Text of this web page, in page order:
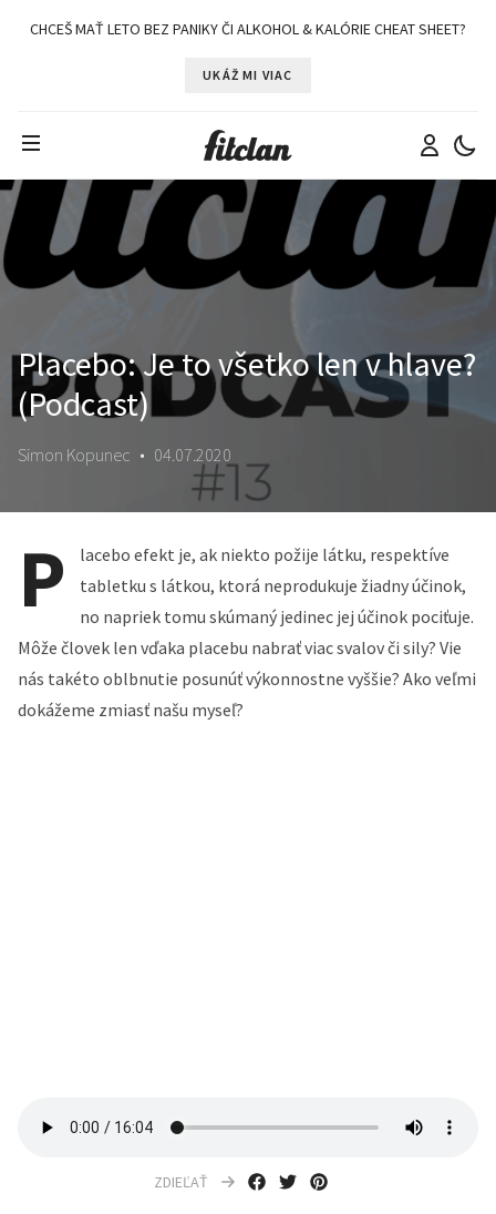
CHCEŠ MAŤ LETO BEZ PANIKY ČI ALKOHOL & KALÓRIE CHEAT SHEET?
UKÁŽ MI VIAC
Placebo: Je to všetko len v hlave?
(Podcast)
Simon Kopunec • 04.07.2020
P
lacebo efekt je, ak niekto požije látku, respektíve
tabletku s látkou, ktorá neprodukuje žiadny účinok,
no napriek tomu skúmaný jedinec jej účinok pociťuje.
Môže človek len vďaka placebu nabrať viac svalov či sily? Vie
nás takéto oblbnutie posunúť výkonnostne vyššie? Ako veľmi
dokážeme zmiasť našu myseľ?
ZDIEĽAŤ